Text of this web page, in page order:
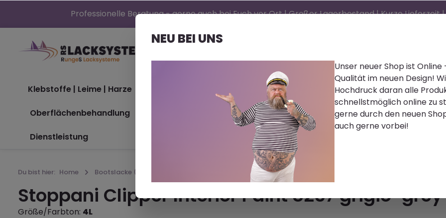
Professionelle Beratung - gerne auch bei Euch vor Ort | Großer Lagerbestand | Kurze
Klebstoffe | Leime | Harze Reinigen | Polieren Farbe | Lacke |
Oberflächenbehandlung Zubehör Bekleidung Palettenware
Dienstleistung
Du bist hier: Home Bootslacke (Nord)® 1-Komponentige Lacke
Stoppani Clipper Interior Paint 8257 grigio-grey
Größe/Farbton: 4L
NEU BEI UNS
Unser neuer Shop ist
Qualität im neuen Design!
Hochdruck daran alle
schnellstmöglich online zu
gerne durch den neuen
auch gerne vorbei!